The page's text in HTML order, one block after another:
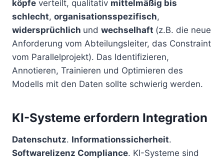
köpfe verteilt, qualitativ mittelmäßig bis
schlecht, organisationsspezifisch,
widersprüchlich und wechselhaft (z.B. die neue
Anforderung vom Abteilungsleiter, das Constraint
vom Parallelprojekt). Das Identifizieren,
Annotieren, Trainieren und Optimieren des
Modells mit den Daten sollte schwierig werden.
KI-Systeme erfordern Integration
Datenschutz. Informationssicherheit.
Softwarelizenz Compliance. KI-Systeme sind